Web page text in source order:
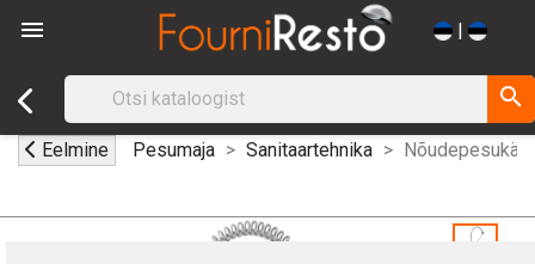
 |
search
Eelmine Pesumaja Sanitaartehnika